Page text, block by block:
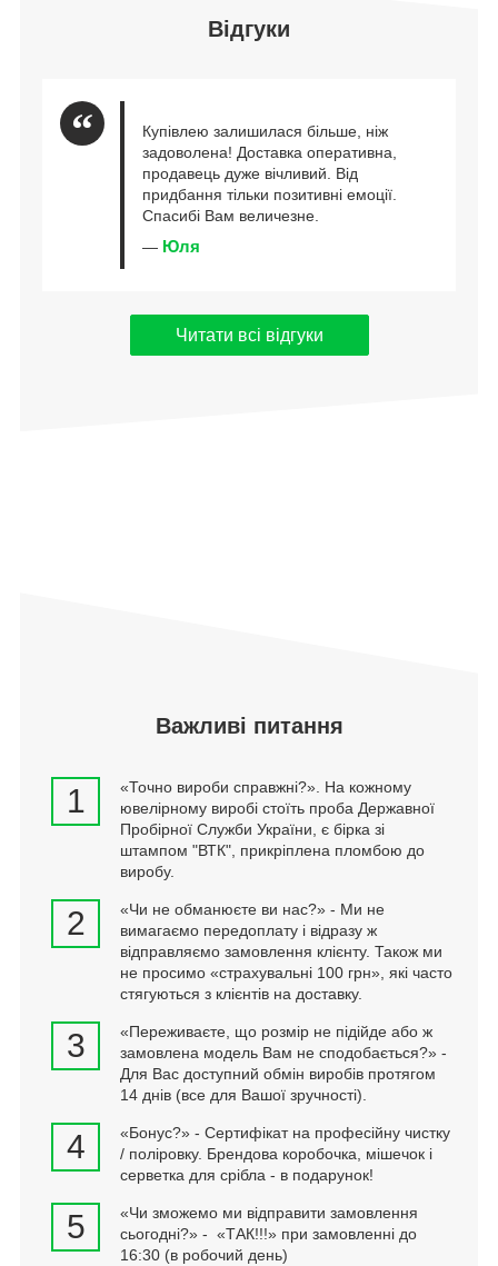
Відгуки
Купівлею залишилася більше, ніж
задоволена! Доставка оперативна,
продавець дуже вічливий. Від
придбання тільки позитивні емоції.
Спасибі Вам величезне.
— Юля
Читати всі відгуки
Важливі питання
1
«Точно вироби справжні?». На кожному
ювелірному виробі стоїть проба Державної
Пробірної Служби України, є бірка зі
штампом "ВТК", прикріплена пломбою до
виробу.
2
«Чи не обманюєте ви нас?» - Ми не
вимагаємо передоплату і відразу ж
відправляємо замовлення клієнту. Також ми
не просимо «страхувальні 100 грн», які часто
стягуються з клієнтів на доставку.
3
«Переживаєте, що розмір не підійде або ж
замовлена модель Вам не сподобається?» -
Для Вас доступний обмін виробів протягом
14 днів (все для Вашої зручності).
4
«Бонус?» - Сертифікат на професійну чистку
/ поліровку. Брендова коробочка, мішечок і
серветка для срібла - в подарунок!
5
«Чи зможемо ми відправити замовлення
сьогодні?» - «ТАК!!!» при замовленні до
16:30 (в робочий день)